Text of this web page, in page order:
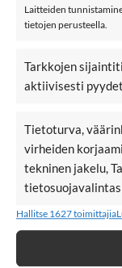
Laitteiden
tietojen perusteella.
Tarkkojen
aktiivisesti
Tietoturva,
virheiden
tekninen jakelu,
Hallitse 1627 toimittajia
BUTTERFLY, Mint
KORVAKORUT